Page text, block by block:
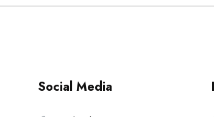
Social Media